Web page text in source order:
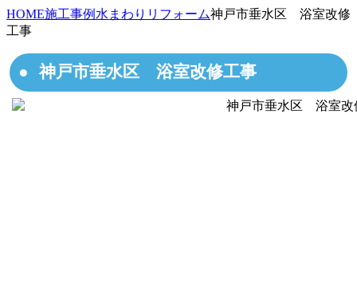
HOME施工事例 水まわりリフォーム神戸市垂水区 浴室改修
工事
神戸市垂水区 浴室改修工事